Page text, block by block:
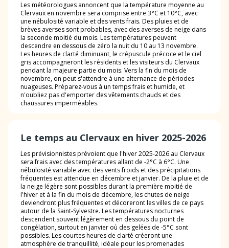
Les météorologues annoncent que la température moyenne au
Clervaux en novembre sera comprise entre 3°C et 10°C, avec
une nébulosité variable et des vents frais. Des pluies et de
brèves averses sont probables, avec des averses de neige dans
la seconde moitié du mois. Les températures peuvent
descendre en dessous de zéro la nuit du 10 au 13 novembre.
Les heures de clarté diminuant, le crépuscule précoce et le ciel
gris accompagneront les résidents et les visiteurs du Clervaux
pendant la majeure partie du mois. Vers la fin du mois de
novembre, on peut s'attendre à une alternance de périodes
nuageuses. Préparez-vous à un temps frais et humide, et
n'oubliez pas d'emporter des vêtements chauds et des
chaussures imperméables.
Le temps au Clervaux en hiver 2025-2026
Les prévisionnistes prévoient que l'hiver 2025-2026 au Clervaux
sera frais avec des températures allant de -2°C à 6°C. Une
nébulosité variable avec des vents froids et des précipitations
fréquentes est attendue en décembre et janvier. De la pluie et de
la neige légère sont possibles durant la première moitié de
l'hiver et à la fin du mois de décembre, les chutes de neige
deviendront plus fréquentes et décoreront les villes de ce pays
autour de la Saint-Sylvestre. Les températures nocturnes
descendent souvent légèrement en dessous du point de
congélation, surtout en janvier où des gelées de -5°C sont
possibles. Les courtes heures de clarté créeront une
atmosphère de tranquillité, idéale pour les promenades